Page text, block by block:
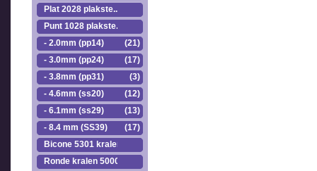
Plat 2028 plakste..
Punt 1028 plakste..
- 2.0mm (pp14)
(21)
- 3.0mm (pp24)
(17)
- 3.8mm (pp31)
(3)
- 4.6mm (ss20)
(12)
- 6.1mm (ss29)
(13)
- 8.4 mm (SS39)
(17)
Bicone 5301 kralen.
Ronde kralen 5000